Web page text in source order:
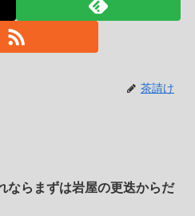
茶請け
ならまずは岩屋の更迭からだ